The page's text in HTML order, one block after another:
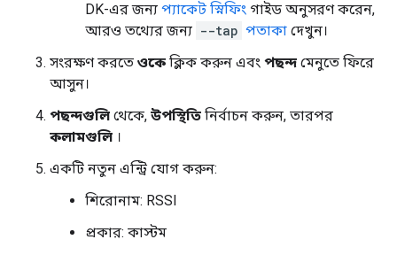
DK-এর জন্য প্যাকেট স্নিফিং গাইড অনুসরণ করেন,
আরও তথ্যের জন্য --tap পতাকা দেখুন।
সংরক্ষণ করতে ওকে ক্লিক করুন এবং পছন্দ মেনুতে ফিরে
আসুন।
পছন্দগুলি থেকে, উপস্থিতি নির্বাচন করুন, তারপর
কলামগুলি ।
একটি নতুন এন্ট্রি যোগ করুন:
শিরোনাম: RSSI
প্রকার: কাস্টম